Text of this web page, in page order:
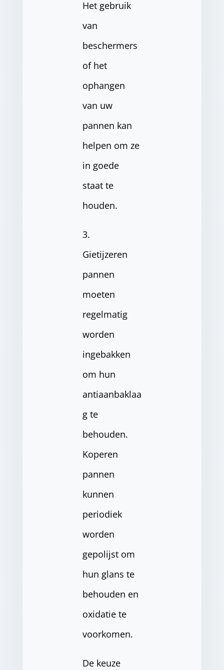
Het gebruik
van
beschermers
of het
ophangen
van uw
pannen kan
helpen om ze
in goede
staat te
houden.
3.
Gietijzeren
pannen
moeten
regelmatig
worden
ingebakken
om hun
antiaanbaklaa
g te
behouden.
Koperen
pannen
kunnen
periodiek
worden
gepolijst om
hun glans te
behouden en
oxidatie te
voorkomen.
De keuze